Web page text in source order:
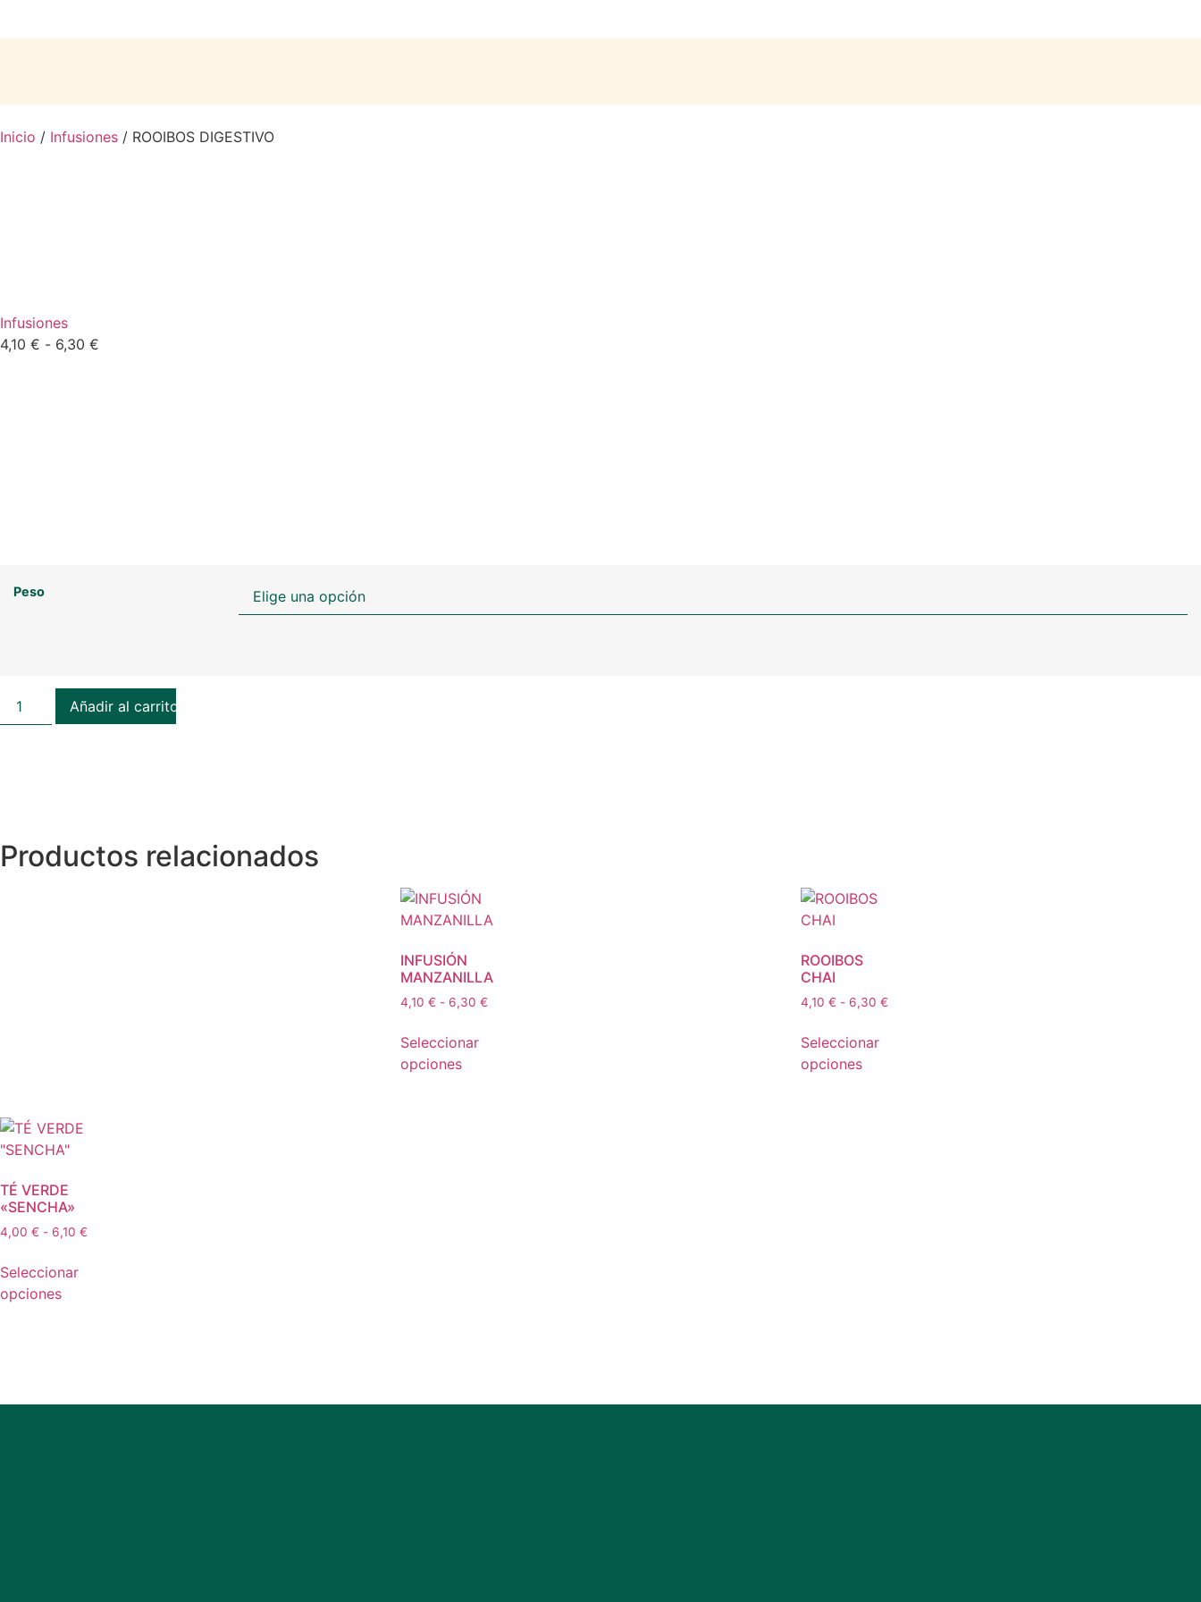
Inicio / Infusiones / ROOIBOS DIGESTIVO
Infusiones
4,10 € - 6,30 €
Peso
Añadir al carrito
Productos relacionados
INFUSIÓN
MANZANILLA
4,10 € - 6,30 €
Seleccionar
opciones
ROOIBOS
CHAI
4,10 € - 6,30 €
Seleccionar
opciones
TÉ VERDE
«SENCHA»
4,00 € - 6,10 €
Seleccionar
opciones